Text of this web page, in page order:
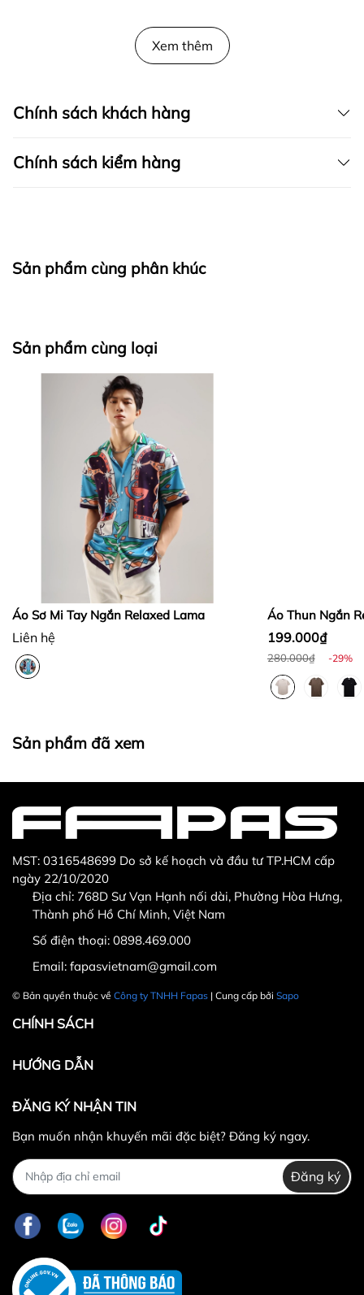
Xem thêm
Chính sách khách hàng
Chính sách kiểm hàng
Sản phẩm bị hư hỏng khi nhìn bằng mắt thường
Hotline CSKH: 090 376 9205
Thời gian: Thứ Hai đến Thứ Bảy, từ 8h30 đến 17h.
Fanpage:
FACEBOOK.COM/FAPAS.VN
Sản phẩm cùng phân khúc
Sản phẩm cùng loại
Áo Sơ Mi Tay Ngắn Relaxed Lama
Liên hệ
Áo Thun Ngắn
199.000₫
280.000₫ -29%
Sản phẩm đã xem
MST: 0316548699 Do sở kế hoạch và đầu tư TP.HCM cấp
ngày 22/10/2020
Địa chỉ: 768D Sư Vạn Hạnh nối dài, Phường Hòa Hưng,
Thành phố Hồ Chí Minh, Việt Nam
Số điện thoại: 0898.469.000
Email: fapasvietnam@gmail.com
© Bản quyền thuộc về Công ty TNHH Fapas | Cung cấp bởi Sapo
CHÍNH SÁCH
HƯỚNG DẪN
ĐĂNG KÝ NHẬN TIN
Bạn muốn nhận khuyến mãi đặc biệt? Đăng ký ngay.
Đăng ký